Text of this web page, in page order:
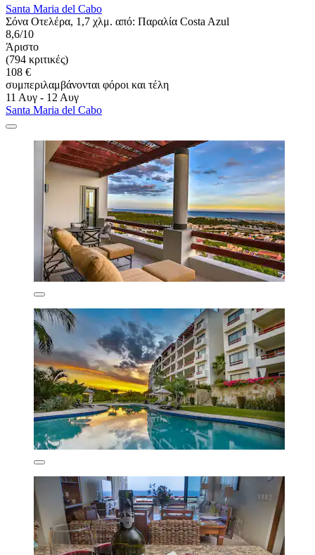
Santa Maria del Cabo
Σόνα Οτελέρα, 1,7 χλμ. από: Παραλία Costa Azul
8,6/10
Άριστο
(794 κριτικές)
108 €
συμπεριλαμβάνονται φόροι και τέλη
11 Αυγ - 12 Αυγ
Santa Maria del Cabo